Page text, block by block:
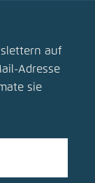
auf
Adresse
sie